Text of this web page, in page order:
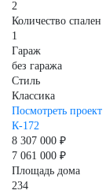
2
Количество спален
1
Гараж
без гаража
Стиль
Классика
Посмотреть проект
К-172
8 307 000 ₽
7 061 000 ₽
Площадь дома
234